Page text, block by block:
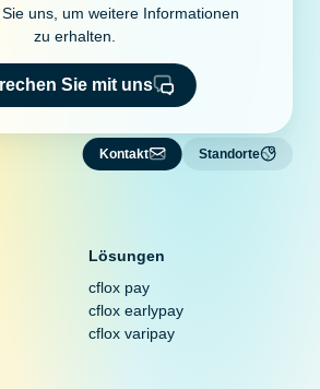
uns, um weitere Informationen
zu erhalten.
Sie mit uns
Kontakt Standorte
Lösungen
cflox pay
cflox earlypay
cflox varipay